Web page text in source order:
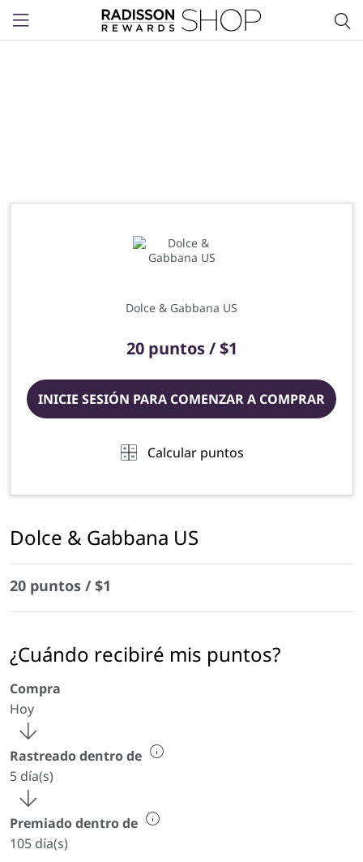
Menu
Dolce & Gabbana US
20 puntos / $1
INICIE SESIÓN PARA COMENZAR A COMPRAR
Calcular puntos
Dolce & Gabbana US
20 puntos / $1
¿Cuándo recibiré mis puntos?
Compra
Hoy
Rastreado dentro de
5 día(s)
Premiado dentro de
105 día(s)